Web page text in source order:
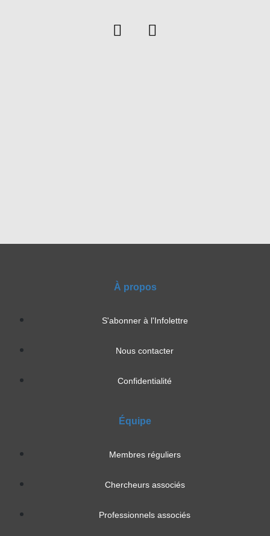
À propos
S'abonner à l'Infolettre
Nous contacter
Confidentialité
Équipe
Membres réguliers
Chercheurs associés
Professionnels associés